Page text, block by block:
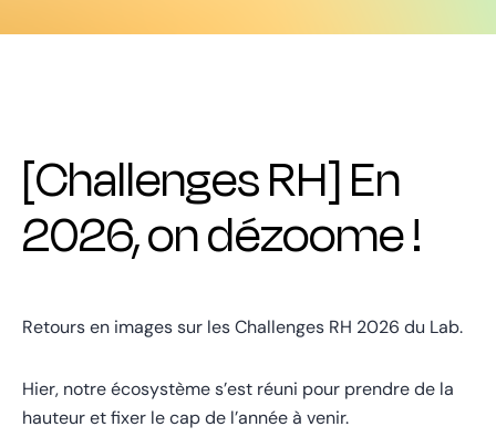
[Challenges RH] En
2026, on dézoome !
Retours en images sur les Challenges RH 2026 du Lab.
Hier, notre écosystème s’est réuni pour prendre de la
hauteur et fixer le cap de l’année à venir.